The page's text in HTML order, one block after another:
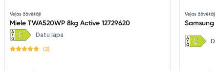
Veļas žāvētāji
Miele TWA520WP 8kg Active 12729620
Datu lapa
(2)
Veļas žāvētāji
Samsung